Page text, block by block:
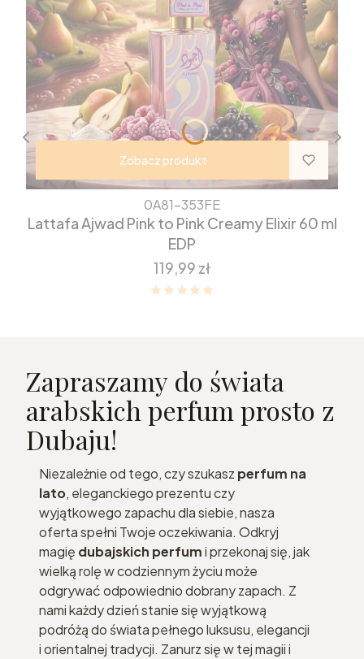
Zobacz produkt
0A81-353FE
Lattafa Ajwad Pink to Pink Creamy Elixir 60 ml
EDP
Cena
119,99 zł
Zapraszamy do świata
arabskich perfum prosto z
Dubaju!
Niezależnie od tego, czy szukasz perfum na
lato, eleganckiego prezentu czy
wyjątkowego zapachu dla siebie, nasza
oferta spełni Twoje oczekiwania. Odkryj
magię dubajskich perfumi przekonaj się, jak
wielką rolę w codziennym życiu może
odgrywać odpowiednio dobrany zapach. Z
nami każdy dzień stanie się wyjątkową
podróżą do świata pełnego luksusu, elegancji
i orientalnej tradycji. Zanurz się w tej magii i